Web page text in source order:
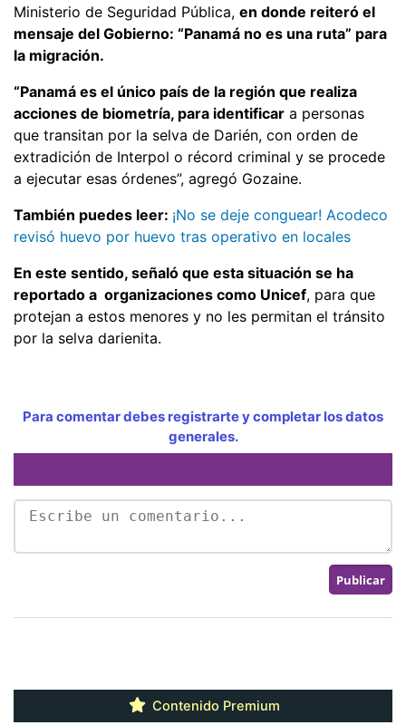
Ministerio de Seguridad Pública, en donde reiteró el
mensaje del Gobierno: “Panamá no es una ruta” para
la migración.
“Panamá es el único país de la región que realiza
acciones de biometría, para identificar a personas
que transitan por la selva de Darién, con orden de
extradición de Interpol o récord criminal y se procede
a ejecutar esas órdenes”, agregó Gozaine.
También puedes leer: ¡No se deje conguear! Acodeco
revisó huevo por huevo tras operativo en locales
En este sentido, señaló que esta situación se ha
reportado a organizaciones como Unicef, para que
protejan a estos menores y no les permitan el tránsito
por la selva darienita.
Para comentar debes registrarte y completar los datos
generales.
Contenido Premium